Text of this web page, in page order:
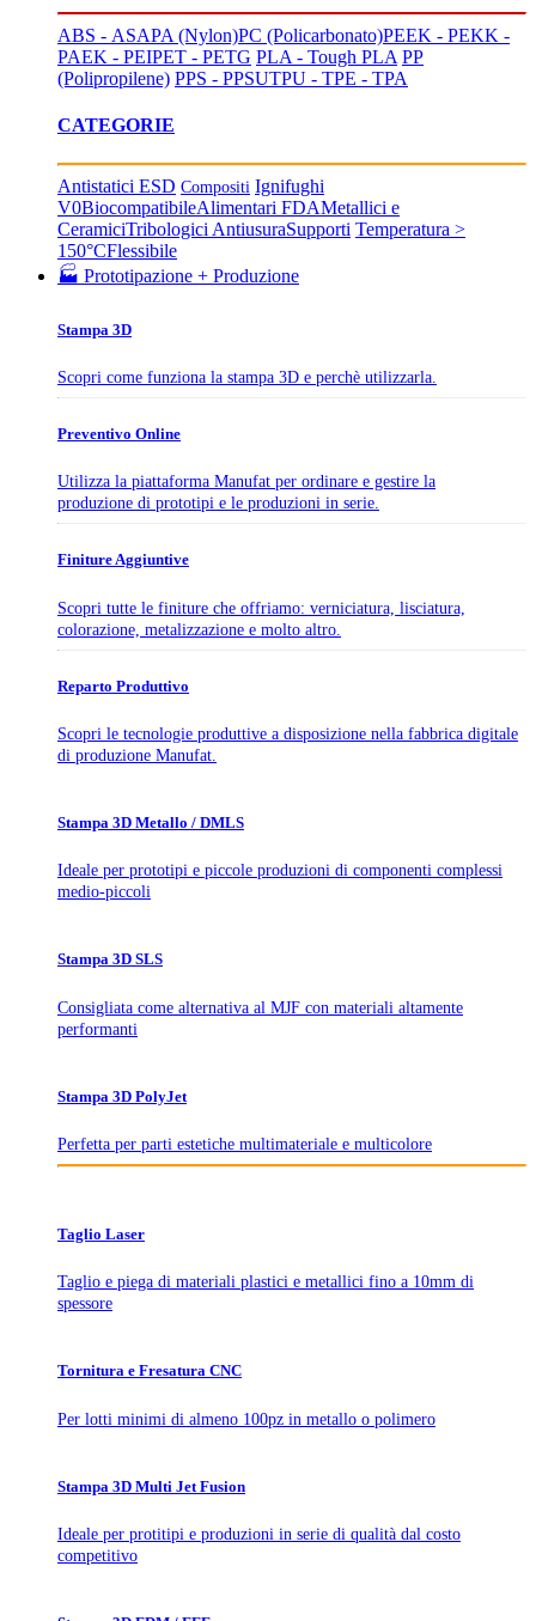
ABS - ASAPA (Nylon)PC (Policarbonato)PEEK - PEKK -
PAEK - PEIPET - PETG PLA - Tough PLA PP
(Polipropilene) PPS - PPSUTPU - TPE - TPA
CATEGORIE
Antistatici ESD Compositi Ignifughi
V0BiocompatibileAlimentari FDAMetallici e
CeramiciTribologici AntiusuraSupporti Temperatura >
150°CFlessibile
🏭 Prototipazione + Produzione
Stampa 3D
Scopri come funziona la stampa 3D e perchè utilizzarla.
Preventivo Online
Utilizza la piattaforma Manufat per ordinare e gestire la
produzione di prototipi e le produzioni in serie.
Finiture Aggiuntive
Scopri tutte le finiture che offriamo: verniciatura, lisciatura,
colorazione, metalizzazione e molto altro.
Reparto Produttivo
Scopri le tecnologie produttive a disposizione nella fabbrica digitale
di produzione Manufat.
Stampa 3D Metallo / DMLS
Ideale per prototipi e piccole produzioni di componenti complessi
medio-piccoli
Stampa 3D SLS
Consigliata come alternativa al MJF con materiali altamente
performanti
Stampa 3D PolyJet
Perfetta per parti estetiche multimateriale e multicolore
Taglio Laser
Taglio e piega di materiali plastici e metallici fino a 10mm di
spessore
Tornitura e Fresatura CNC
Per lotti minimi di almeno 100pz in metallo o polimero
Stampa 3D Multi Jet Fusion
Ideale per protitipi e produzioni in serie di qualità dal costo
competitivo